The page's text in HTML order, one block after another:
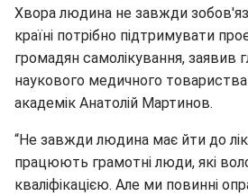
Хвора людина не завжди
країні потрібно підтримувати
громадян самолікування, заявив
наукового медичного товариства
академік Анатолій Мартинов.
“Не завжди людина має йти до
працюють грамотні люди, які
кваліфікацією. Але ми повинні